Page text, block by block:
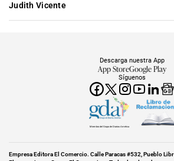
Judith Vicente
Síguenos
Descarga nuestra App
App StoreGoogle Play
Miembro del Grupo de Diarios América
Empresa Editora El Comercio. Calle Paracas #532, Pueblo